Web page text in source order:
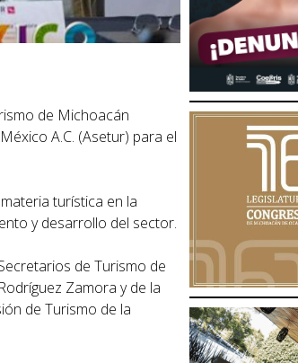
de Michoacán
A.C. (Asetur) para el
turística en la
y desarrollo del sector.
de Turismo de
Zamora y de la
de Turismo de la